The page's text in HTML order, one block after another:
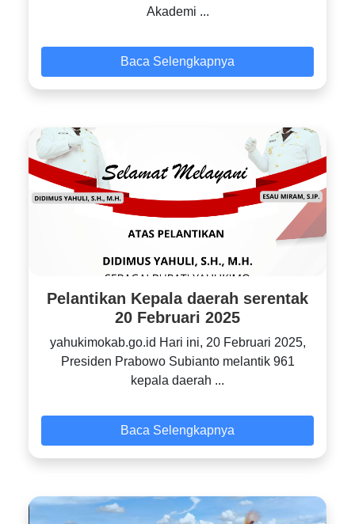
Akademi ...
Baca Selengkapnya
Pelantikan Kepala daerah serentak
20 Februari 2025
yahukimokab.go.id Hari ini, 20 Februari 2025,
Presiden Prabowo Subianto melantik 961
kepala daerah ...
Baca Selengkapnya